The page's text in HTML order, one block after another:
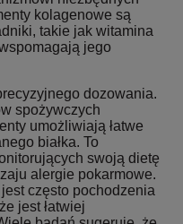
kolagenowe są
takie jak witamina
jego
dozowania.
spożywczych
umożliwiają łatwe
białka. To
swoją dietę
alergie pokarmowe.
często pochodzenia
jest łatwiej